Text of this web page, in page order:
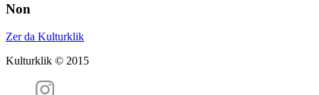
Non
Zer da Kulturklik
Kulturklik © 2015